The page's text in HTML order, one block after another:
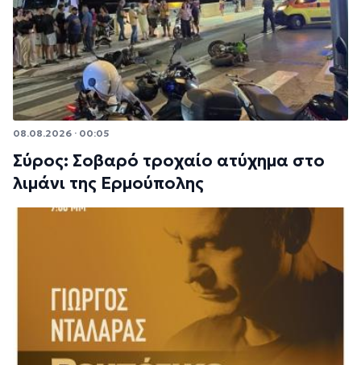
08.08.2026 · 00:05
Σύρος: Σοβαρό τροχαίο ατύχημα στο
λιμάνι της Ερμούπολης